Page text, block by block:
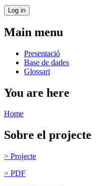
Main menu
Presentació
Base de dades
Glossari
You are here
Home
Sobre el projecte
> Projecte
> PDF